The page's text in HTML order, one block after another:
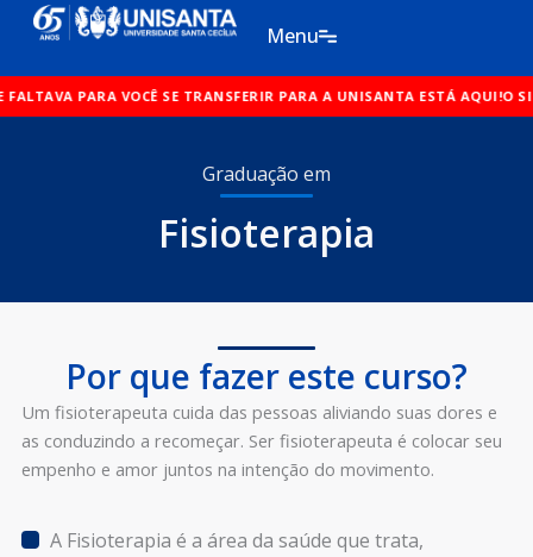
o
conteúdo
Menu
TRANSFERIR PARA A UNISANTA ESTÁ AQUI!O SINAL QUE FALTAVA
Graduação em
Fisioterapia
Por que fazer este curso?
Um fisioterapeuta cuida das pessoas aliviando suas dores e
as conduzindo a recomeçar. Ser fisioterapeuta é colocar seu
empenho e amor juntos na intenção do movimento.
A Fisioterapia é a área da saúde que trata,